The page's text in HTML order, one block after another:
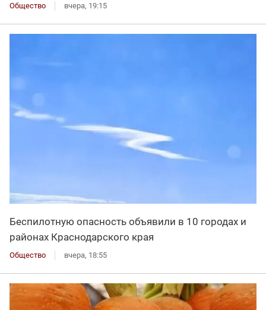
Общество вчера, 19:15
Беспилотную опасность объявили в 10 городах и
районах Краснодарского края
Общество вчера, 18:55